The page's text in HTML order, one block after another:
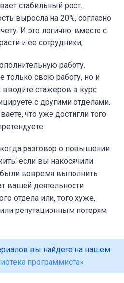
стабильный рост.
выросла на 20%, согласно
И это логично: вместе с
и ее сотрудники;
работу.
только свою работу, но и
вводите стажеров в курс
с другими отделами.
что уже достигли того
когда разговор о повышении
если вы накосячили
вовремя выполнить
вашей деятельности
отдела или, того хуже,
репутационным потерям
вы найдете на нашем
программиста»